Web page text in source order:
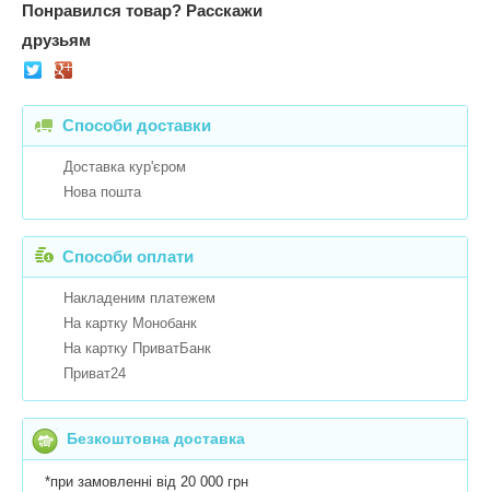
Понравился товар? Расскажи
друзьям
Способи доставки
Доставка кур'єром
Нова пошта
Способи оплати
Накладеним платежем
На картку Монобанк
На картку ПриватБанк
Приват24
Безкоштовна доставка
*при замовленні від 20 000 грн